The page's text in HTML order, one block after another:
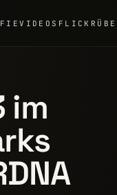
VIDEOS FLICKR
im